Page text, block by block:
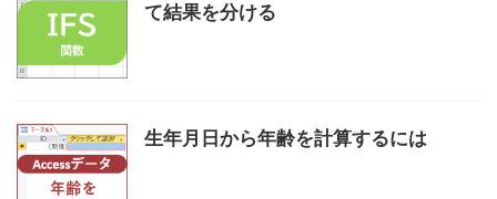
て結果を分ける
生年月日から年齢を計算するには